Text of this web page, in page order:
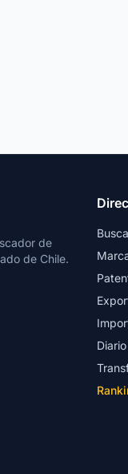
de
de Chile.